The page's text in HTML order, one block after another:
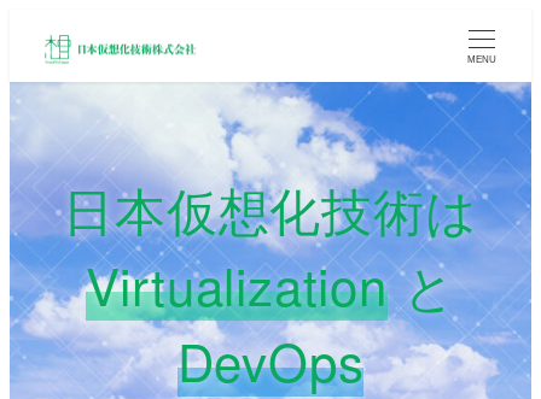
MENU
日本仮想化技術は
Virtualizationと
DevOps